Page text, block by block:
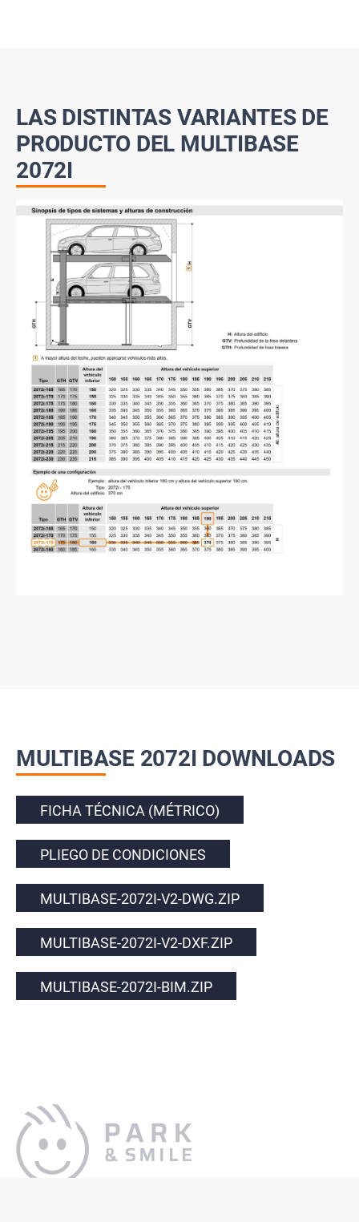
LAS DISTINTAS VARIANTES DE
PRODUCTO DEL MULTIBASE
2072I
MULTIBASE 2072I DOWNLOADS
FICHA TÉCNICA (MÉTRICO)
PLIEGO DE CONDICIONES
MULTIBASE-2072I-V2-DWG.ZIP
MULTIBASE-2072I-V2-DXF.ZIP
MULTIBASE-2072I-BIM.ZIP